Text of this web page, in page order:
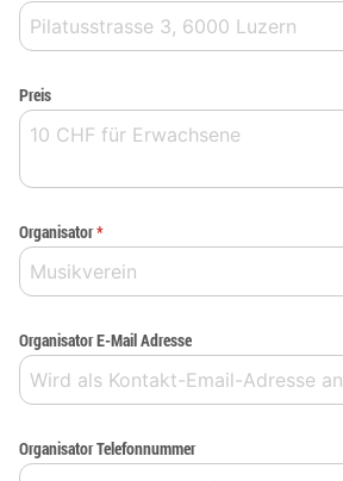
Preis
Organisator*
Organisator E-Mail Adresse
Organisator Telefonnummer